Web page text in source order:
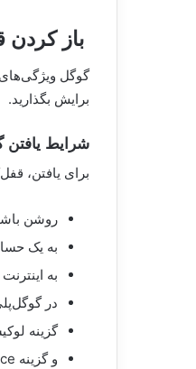
باز
گوگل ویژگی‌های
برایش بگذارید.
شرایط
برای یافتن،
روشن
به یک
به
در
گزینه
و گزینه Finde My Device روی آن روشن باشد.